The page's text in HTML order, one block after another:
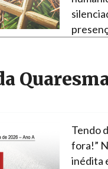
Tendo
fora!”
inédita